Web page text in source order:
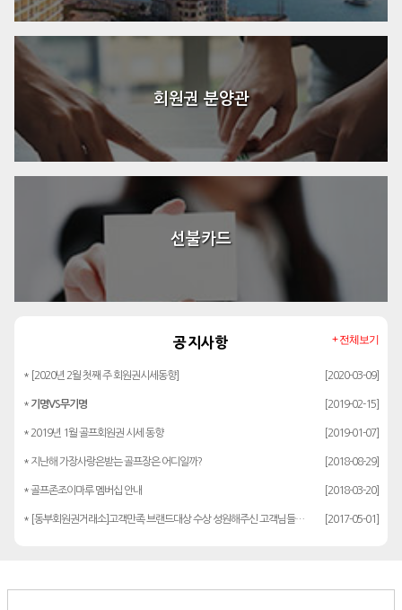
회원권 분양관
선불카드
공지사항
* [2020년 2월 첫째 주 회원권시세동향] [2020-03-09]
* 기명VS무기명 [2019-02-15]
* 2019년 1월 골프회원권 시세 동향 [2019-01-07]
* 지난해 가장사랑은받는 골프장은 어디일까? [2018-08-29]
* 골프존조이마루 멤버십 안내 [2018-03-20]
* [동부회원권거래소]고객만족 브랜드대상 수상 성원해주신 고객님들께 감사드립… [2017-05-01]
+ 전체보기